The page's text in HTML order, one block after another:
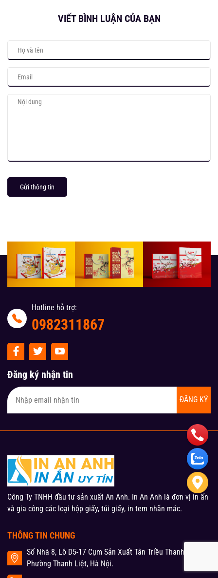
VIẾT BÌNH LUẬN CỦA BẠN
Gửi thông tin
Hotline hỗ trợ:
0982311867
Đăng ký nhận tin
ĐĂNG KÝ
Công Ty TNHH đầu tư sản xuất An Anh. In An Anh là đơn vị in ấn
và gia công các loại hộp giấy, túi giấy, in tem nhãn mác.
THÔNG TIN CHUNG
Số Nhà 8, Lô D5-17 Cụm Sản Xuất Tân Triều Thanh Liệt,
Phường Thanh Liệt, Hà Nội.